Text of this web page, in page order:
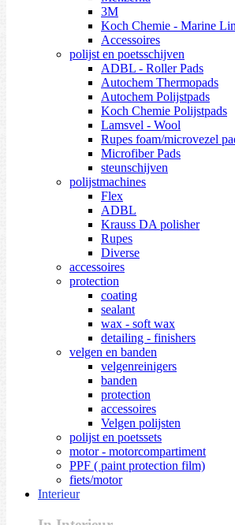
3M
Koch Chemie - Marine
Accessoires
polijst en poetsschijven
ADBL - Roller Pads
Autochem Thermopads
Autochem Polijstpads
Koch Chemie Polijstpads
Lamsvel - Wool
Rupes foam/microvezel
Microfiber Pads
steunschijven
polijstmachines
Flex
ADBL
Krauss DA polisher
Rupes
Diverse
accessoires
protection
coating
sealant
wax - soft wax
detailing - finishers
velgen en banden
velgenreinigers
banden
protection
accessoires
Velgen polijsten
polijst en poetssets
motor - motorcompartiment
PPF ( paint protection film)
fiets/motor
Interieur